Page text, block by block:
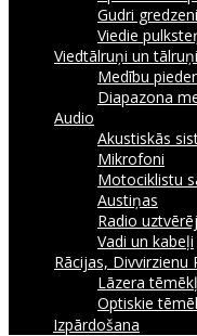
Gudri gredzeni
Viedie
Viedtālruņi un tālruņi
Medību
Diapazona
Audio
Akustiskās
Mikrofoni
Motociklistu
Austiņas
Radio
Vadi un kabeļi
Rācijas, Divvirzienu
Lāzera
Optiskie
Izpārdošana